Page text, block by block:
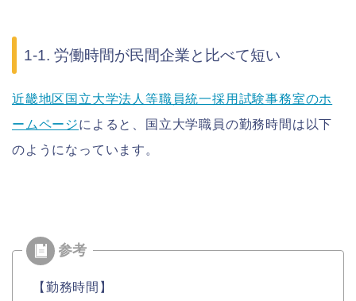
1-1. 労働時間が民間企業と比べて短い
近畿地区国立大学法人等職員統一採用試験事務室のホ
ームページによると、国立大学職員の勤務時間は以下
のようになっています。
【勤務時間】